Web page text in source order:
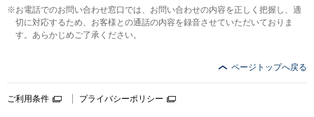
お電話でのお問い合わせ窓口では、お問い合わせの内容を正しく把握し、適
切に対応するため、お客様との通話の内容を録音させていただいておりま
す。あらかじめご了承ください。
ページトップへ戻る
ご利用条件 プライバシーポリシー